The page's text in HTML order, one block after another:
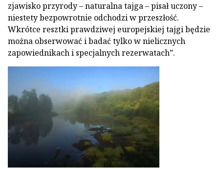
zjawisko przyrody – naturalna tajga – pisał uczony –
niestety bezpowrotnie odchodzi w przeszłość.
Wkrótce resztki prawdziwej europejskiej tajgi będzie
można obserwować i badać tylko w nielicznych
zapowiednikach i specjalnych rezerwatach”.